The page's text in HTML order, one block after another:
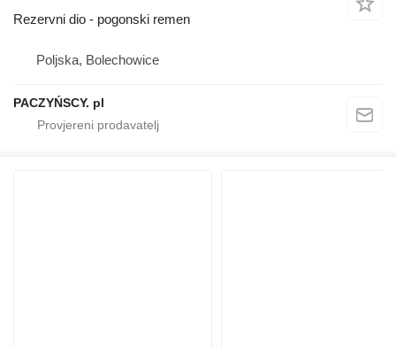
Rezervni dio - pogonski remen
Poljska, Bolechowice
PACZYŃSCY. pl